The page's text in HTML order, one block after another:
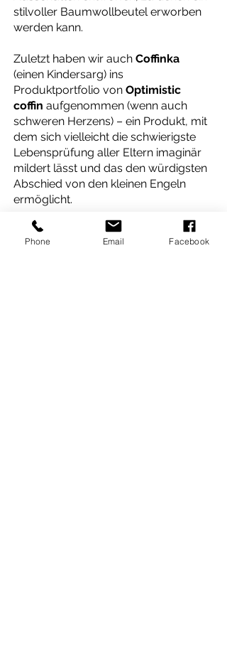
stilvoller Baumwollbeutel erworben
werden kann.
Zuletzt haben wir auch Coffinka
(einen Kindersarg) ins
Produktportfolio von Optimistic
coffin aufgenommen (wenn auch
schweren Herzens) – ein Produkt, mit
dem sich vielleicht die schwierigste
Lebensprüfung aller Eltern imaginär
mildert lässt und das den würdigsten
Abschied von den kleinen Engeln
ermöglicht.
Wir bieten qualitativ hochwertige
Produkte an, an denen alle Mitarbeiter
Phone Email Facebook